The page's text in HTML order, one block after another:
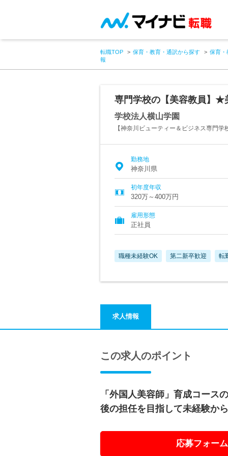
転職TOP 保育・教育・通訳から探す
保育・
報
専門学校の【美容教員】★
学校法人横山学園
【神奈川ビューティー＆ビジネス専門
勤務地
神奈川県
初年度年収
320万～400万円
雇用形態
正社員
職種未経験OK 第二新卒歓迎 転
求人情報
この求人のポイント
「外国人美容師」育成コース
後の担任を目指して未経験か
応募フォー